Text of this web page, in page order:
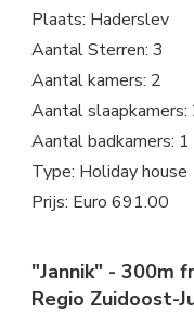
Plaats: Haderslev
Aantal Sterren: 3
Aantal kamers: 2
Aantal slaapkamers:
Aantal badkamers: 1
Type: Holiday house
Prijs: Euro 691.00
"Jannik" - 300m
Regio Zuidoost-